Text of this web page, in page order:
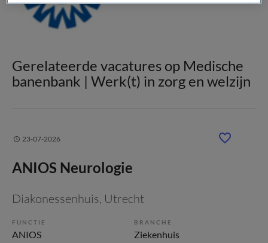
Gerelateerde vacatures op Medische
banenbank | Werk(t) in zorg en welzijn
23-07-2026
ANIOS Neurologie
Diakonessenhuis, Utrecht
FUNCTIE
ANIOS
BRANCHE
Ziekenhuis